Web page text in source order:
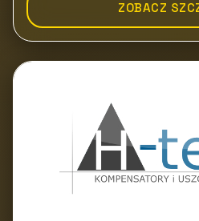
ZOBACZ